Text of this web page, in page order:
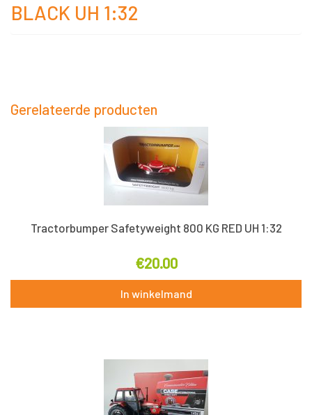
1:32
BLACK UH 1:32
Gerelateerde producten
Tractorbumper Safetyweight 800 KG RED UH 1:32
€20.00
In winkelmand